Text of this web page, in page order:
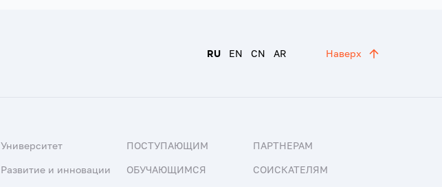
RU EN CN AR Наверх
Университет
Развитие и инновации
ПОСТУПАЮЩИМ
ОБУЧАЮЩИМСЯ
ПАРТНЕРАМ
СОИСКАТЕЛЯМ